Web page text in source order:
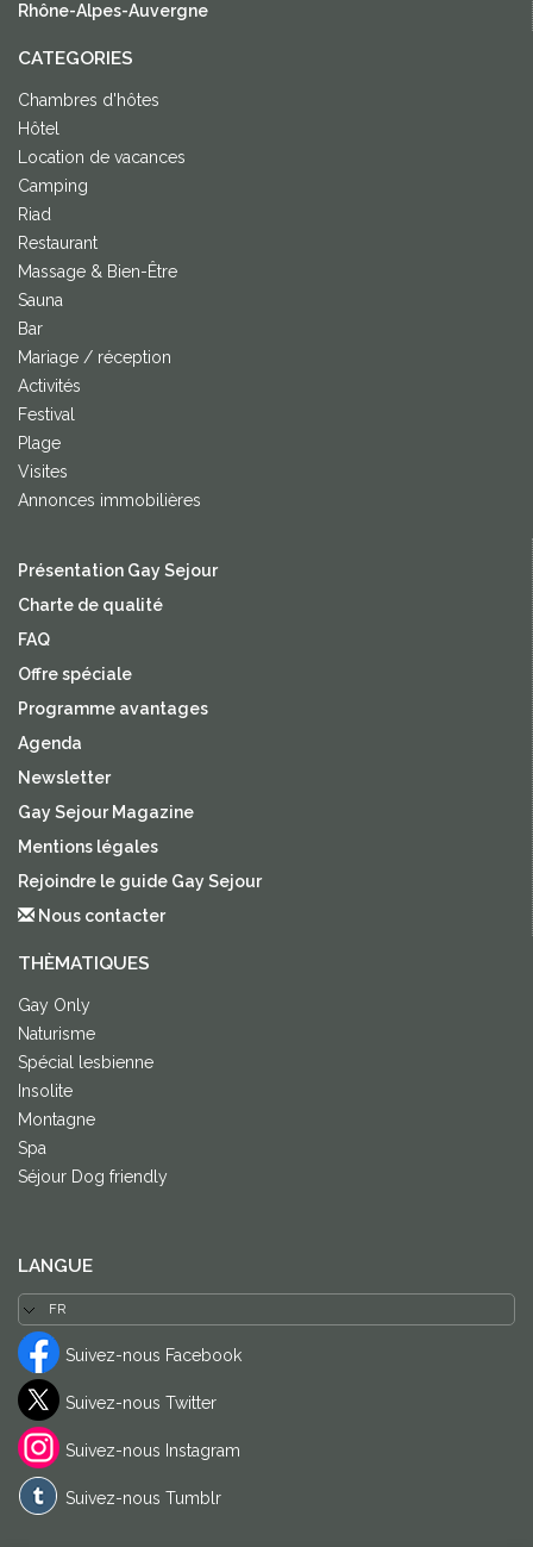
Rhône-Alpes-Auvergne
CATEGORIES
Chambres d'hôtes
Hôtel
Location de vacances
Camping
Riad
Restaurant
Massage & Bien-Être
Sauna
Bar
Mariage / réception
Activités
Festival
Plage
Visites
Annonces immobilières
Présentation Gay Sejour
Charte de qualité
FAQ
Offre spéciale
Programme avantages
Agenda
Newsletter
Gay Sejour Magazine
Mentions légales
Rejoindre le guide Gay Sejour
Nous contacter
THÈMATIQUES
Gay Only
Naturisme
Spécial lesbienne
Insolite
Montagne
Spa
Séjour Dog friendly
LANGUE
Suivez-nous Facebook
Suivez-nous Twitter
Suivez-nous Instagram
Suivez-nous Tumblr